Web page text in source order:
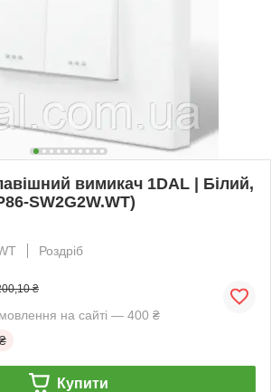
вимикач 1DAL | Білий,
SW2G2W.WT)
Роздріб
₴
на сайті — 400 ₴
Купити